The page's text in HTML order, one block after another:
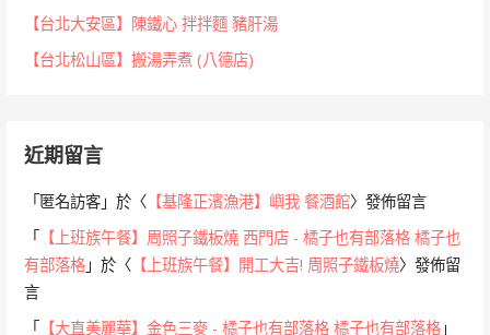
【台北大安區】陳鐵心 拌拌麵 豬肝湯
【台北松山區】搬湯弄煮 (八德店)
近期留言
「匿名訪客 」於〈 【基隆正濱漁港】嶼我 餐酒館〉發佈留言
「 【上班族午餐】周照子鐵板燒 西門店 - 橘子也有部落格 橘子也
有部落格 」於〈 【上班族午餐】開工大吉! 周照子鐵板燒〉發佈留
言
「 【大直美麗華】金色三麥 - 橘子也有部落格 橘子也有部落格 」